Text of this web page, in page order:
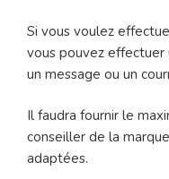
Si vous voulez
vous pouvez
un message ou un
Il faudra fournir le
conseiller de la
adaptées.